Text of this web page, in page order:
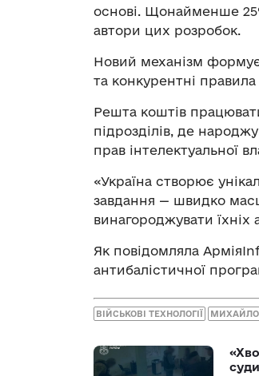
основі. Щонайменше
автори цих розробок.
Новий механізм
та конкурентні
Решта коштів
підрозділів, де
прав інтелектуальної
«Україна створює
завдання — швидко
винагороджувати їхніх
Як повідомляла
антибалістичної
ВІЙСЬКОВІ ТЕХНОЛОГІЇ